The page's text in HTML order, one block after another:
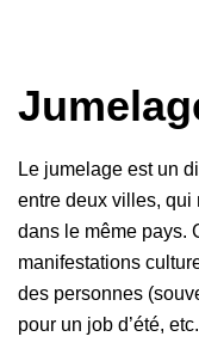
Le jumelage est un
entre deux villes, qui
dans le même pays.
manifestations
des personnes
pour un job d’été, etc.